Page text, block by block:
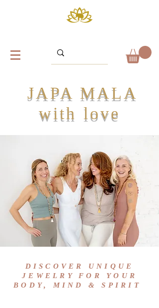
JAPA MALA
with love
DISCOVER UNIQUE
JEWELRY FOR YOUR
BODY, MIND & SPIRIT